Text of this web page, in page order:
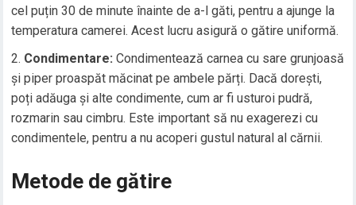
cel puțin 30 de minute înainte de a-l găti, pentru a ajunge la
temperatura camerei. Acest lucru asigură o gătire uniformă.
Condimentare: Condimentează carnea cu sare grunjoasă
și piper proaspăt măcinat pe ambele părți. Dacă dorești,
poți adăuga și alte condimente, cum ar fi usturoi pudră,
rozmarin sau cimbru. Este important să nu exagerezi cu
condimentele, pentru a nu acoperi gustul natural al cărnii.
Metode de gătire